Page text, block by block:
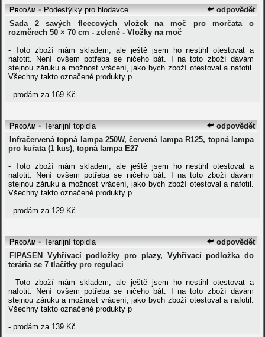
odpovědět
Prodám •Podestýlky pro hlodavce
Sada 2 savých fleecových vložek na moč pro morčata o
rozměrech 50 × 70 cm - zelené - Vložky na moč
- Toto zboží mám skladem, ale ještě jsem ho nestihl otestovat a
nafotit. Není ovšem potřeba se ničeho bát. I na toto zboží dávám
stejnou záruku a možnost vrácení, jako bych zboží otestoval a nafotil.
Všechny takto označené produkty p
- prodám za 169 Kč
odpovědět
Prodám •Terarijní topidla
Infračervená topná lampa 250W, červená lampa R125, topná lampa
pro kuřata (1 kus), topná lampa E27
- Toto zboží mám skladem, ale ještě jsem ho nestihl otestovat a
nafotit. Není ovšem potřeba se ničeho bát. I na toto zboží dávám
stejnou záruku a možnost vrácení, jako bych zboží otestoval a nafotil.
Všechny takto označené produkty p
- prodám za 129 Kč
odpovědět
Prodám •Terarijní topidla
FIPASEN Vyhřívací podložky pro plazy, Vyhřívací podložka do
terária se 7 tlačítky pro regulaci
- Toto zboží mám skladem, ale ještě jsem ho nestihl otestovat a
nafotit. Není ovšem potřeba se ničeho bát. I na toto zboží dávám
stejnou záruku a možnost vrácení, jako bych zboží otestoval a nafotil.
Všechny takto označené produkty p
- prodám za 139 Kč